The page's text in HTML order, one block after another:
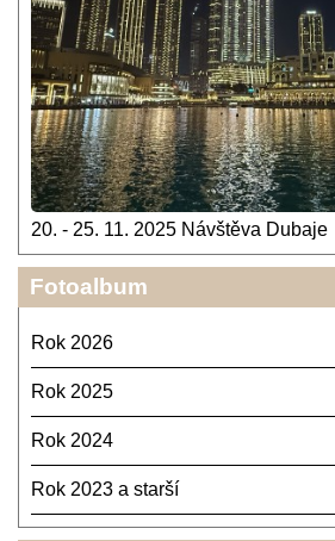
20. - 25. 11. 2025 Návštěva Dubaje
Fotoalbum
Rok 2026
Rok 2025
Rok 2024
Rok 2023 a starší